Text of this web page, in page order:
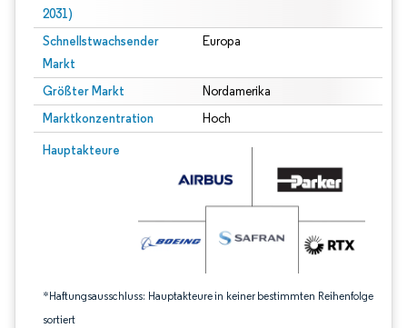
2031)
Schnellstwachsender
Markt
Europa
Größter Markt Nordamerika
Marktkonzentration Hoch
Hauptakteure
*Haftungsausschluss: Hauptakteure in keiner bestimmten Reihenfolge
sortiert
Bild © Mordor Intelligence. Wiederverwendung erfordert Namensnennung